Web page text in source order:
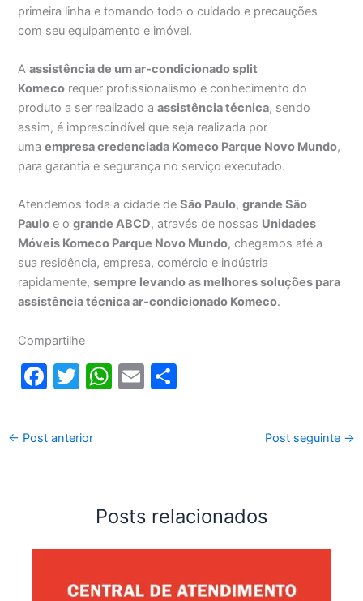
primeira linha e tomando todo o cuidado e precauções
com seu equipamento e imóvel.
Aassistência de um ar-condicionado split
Komeco requer profissionalismo e conhecimento do
produto a ser realizado aassistência técnica, sendo
assim, é imprescindível que seja realizada por
umaempresa credenciada Komeco Parque Novo Mundo,
para garantia e segurança no serviço executado.
Atendemos toda a cidade deSão Paulo,grande São
Paulo e ogrande ABCD, através de nossas Unidades
Móveis Komeco Parque Novo Mundo, chegamos até a
sua residência, empresa, comércio e indústria
rapidamente,sempre levando as melhores soluções para
assistência técnica ar-condicionado Komeco.
Compartilhe
F
c
e
k
T
itt
er
W
p
p
E
← Post anterior Post seguinte →
Posts relacionados